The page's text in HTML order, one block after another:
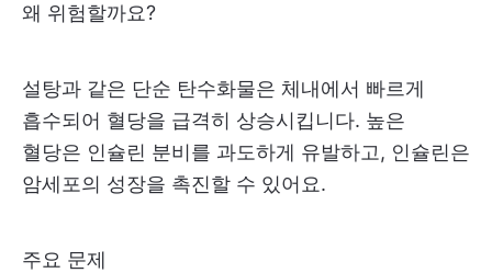
왜 위험할까요?
설탕과 같은 단순 탄수화물은 체내에서 빠르게
흡수되어 혈당을 급격히 상승시킵니다. 높은
혈당은 인슐린 분비를 과도하게 유발하고, 인슐린은
암세포의 성장을 촉진할 수 있어요.
주요 문제